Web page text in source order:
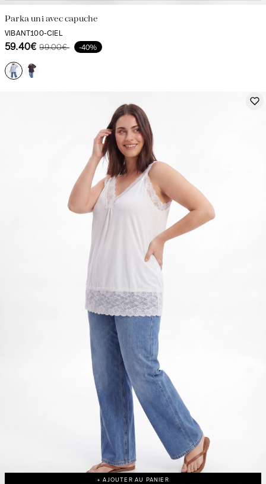
Parka uni avec capuche
VIBANT100-CIEL
59.40€ 99.00€ -40%
+ AJOUTER AU PANIER